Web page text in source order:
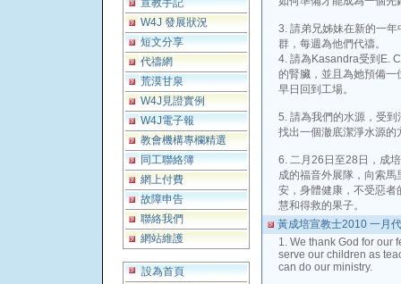
宣教手記
W4J 發展狀況
短文分享
代禱網
荒漠甘泉
W4J見證實例
W4J電子報
教會機構專欄精選
同工聯絡簿
網上付費
故障申告
聯絡我們
網站維護
設為首頁
3. 請弟兄姊妹在新的一
群，每週為他們代禱。
4. 請為Kasandra受到E.
的腎臟，並且為她預備一
早日回到工場。
5. 請為我們的水源，受
找出一個澈底潔淨水源的
6. 二月26日至28日，成
成的福音外展隊，向索
安，身體健康，不受惡者
慧和得救的果子。
黃成培宣教士2010 一月
1. We thank God for our
serve our children as
can do our ministry.